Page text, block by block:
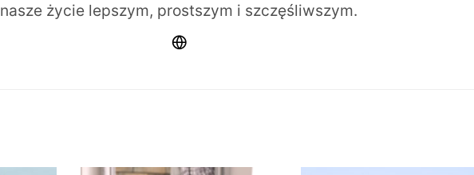
nasze życie lepszym, prostszym i szczęśliwszym.